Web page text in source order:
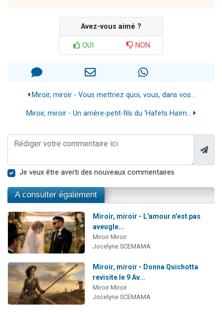
Avez-vous aimé ?
OUI NON
Miroir, miroir - Vous mettriez quoi, vous, dans vos...
Miroir, miroir - Un arrière-petit-fils du ‘Hafets Haïm...
Je veux être averti des nouveaux commentaires
A consulter également
Miroir, miroir - L'amour n'est pas
aveugle...
Miroir Miroir
Jocelyne SCEMAMA
Miroir, miroir - Donna Quichotta
revisite le 9 Av...
Miroir Miroir
Jocelyne SCEMAMA